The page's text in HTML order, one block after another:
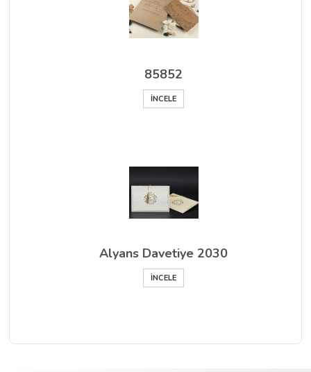
85852
İNCELE
Alyans Davetiye 2030
İNCELE